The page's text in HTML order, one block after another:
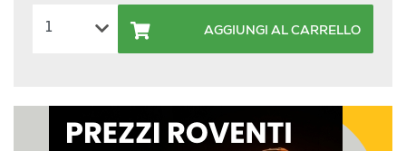
AGGIUNGI AL CARRELLO